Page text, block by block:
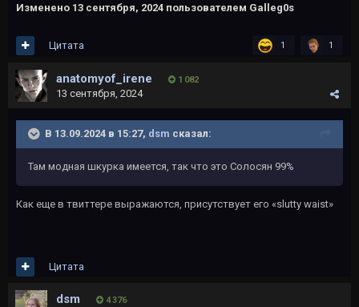
Изменено 13 сентября, 2024 пользователем Galleg0s
1 1
Цитата
anatomyof_irene 1 082
13 сентября, 2024
В 13.09.2024 в 15:27, dsm сказал:
Там модная шкурка имеется, так что это Солосян 99%
Как еще в твиттере выражаются, присутствует его «slutty waist»
Цитата
dsm 4 376